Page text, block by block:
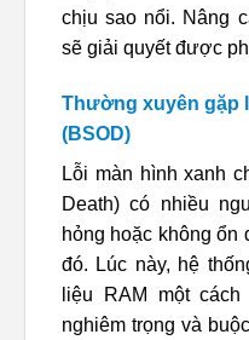
chịu sao nổi. Nâng
sẽ giải quyết được
Thường xuyên gặp
(BSOD)
Lỗi màn hình xanh
Death) có nhiều
hỏng hoặc không ổn
đó. Lúc này, hệ
liệu RAM một
nghiêm trọng và